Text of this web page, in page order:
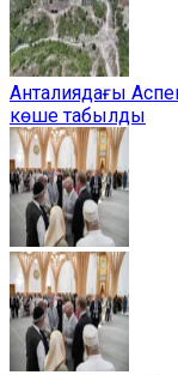
Анталиядағы
көше табылды